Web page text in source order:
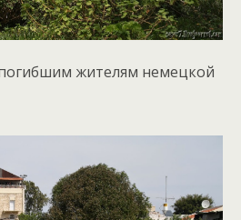
жителям немецкой